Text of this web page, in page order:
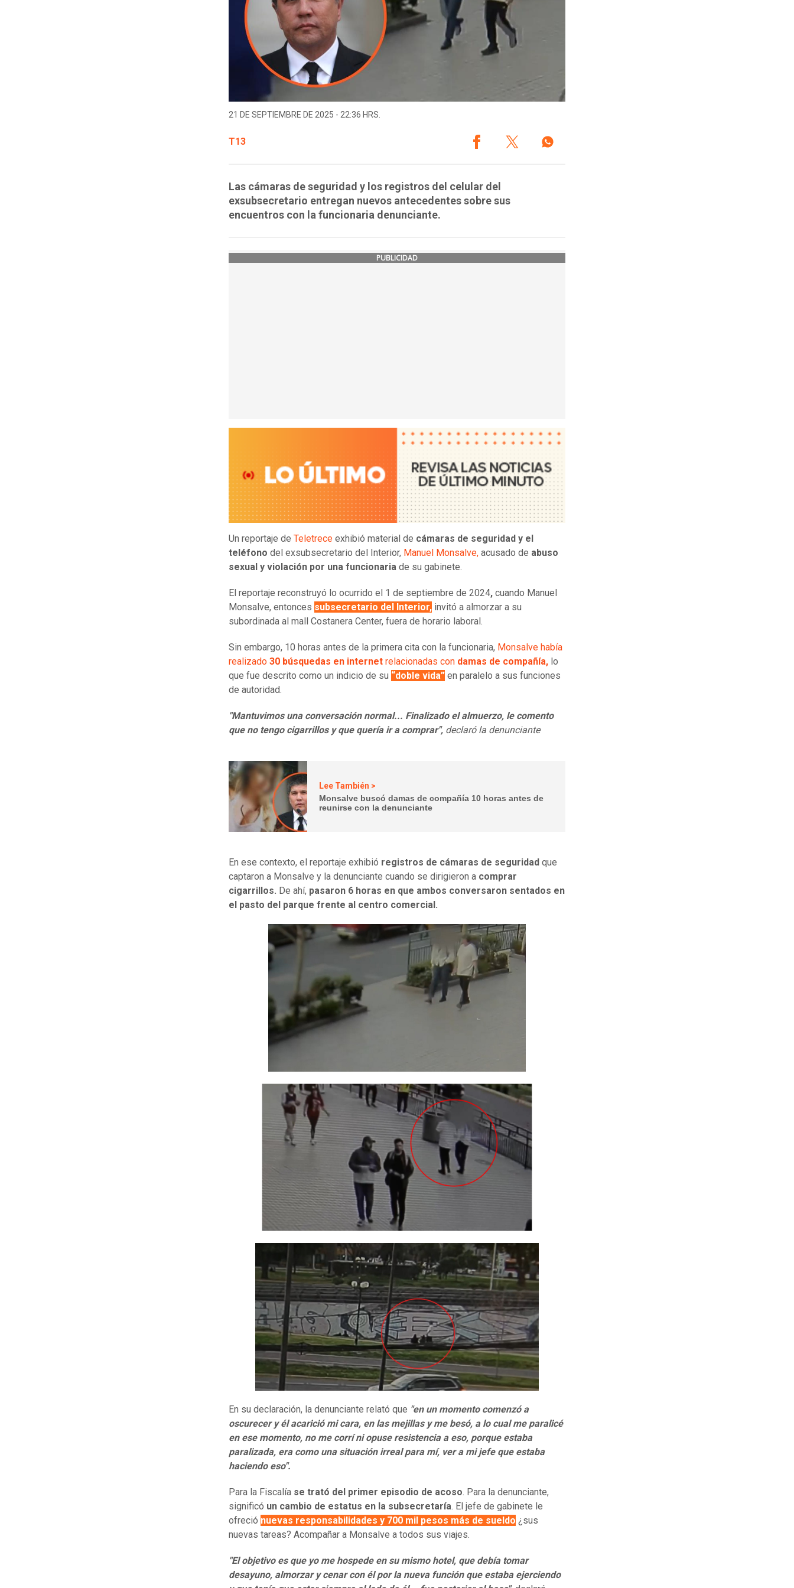
21 DE SEPTIEMBRE DE 2025 - 22:36 HRS.
T13
Las cámaras de seguridad y los registros del celular del
exsubsecretario entregan nuevos antecedentes sobre sus
encuentros con la funcionaria denunciante.
PUBLICIDAD
Un reportaje de Teletrece exhibió material de cámaras de seguridad y el
teléfono del exsubsecretario del Interior, Manuel Monsalve, acusado de abuso
sexual y violación por una funcionaria de su gabinete.
El reportaje reconstruyó lo ocurrido el 1 de septiembre de 2024, cuando Manuel
Monsalve, entonces subsecretario del Interior, invitó a almorzar a su
subordinada al mall Costanera Center, fuera de horario laboral.
Sin embargo, 10 horas antes de la primera cita con la funcionaria, Monsalve había
realizado 30 búsquedas en internet relacionadas con damas de compañía, lo
que fue descrito como un indicio de su “doble vida” en paralelo a sus funciones
de autoridad.
"Mantuvimos una conversación normal... Finalizado el almuerzo, le comento
que no tengo cigarrillos y que quería ir a comprar", declaró la denunciante
Lee También >
Monsalve buscó damas de compañía 10 horas antes de
reunirse con la denunciante
En ese contexto, el reportaje exhibió registros de cámaras de seguridad que
captaron a Monsalve y la denunciante cuando se dirigieron a comprar
cigarrillos. De ahí, pasaron 6 horas en que ambos conversaron sentados en
el pasto del parque frente al centro comercial.
En su declaración, la denunciante relató que "en un momento comenzó a
oscurecer y él acarició mi cara, en las mejillas y me besó, a lo cual me paralicé
en ese momento, no me corrí ni opuse resistencia a eso, porque estaba
paralizada, era como una situación irreal para mí, ver a mi jefe que estaba
haciendo eso".
Para la Fiscalía se trató del primer episodio de acoso. Para la denunciante,
significó un cambio de estatus en la subsecretaría. El jefe de gabinete le
ofreció nuevas responsabilidades y 700 mil pesos más de sueldo ¿sus
nuevas tareas? Acompañar a Monsalve a todos sus viajes.
"El objetivo es que yo me hospede en su mismo hotel, que debía tomar
desayuno, almorzar y cenar con él por la nueva función que estaba ejerciendo